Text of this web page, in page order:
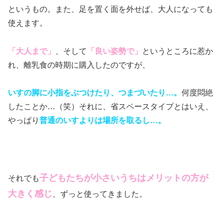
というもの。また、足を置く面を外せば、大人になっても
使えます。
「大人まで」 、そして 「良い姿勢で」
というところに惹か
れ、離乳食の時期に購入したのですが、
いすの脚に小指をぶつけたり、つまづいたり…。 何度悶絶
したことか…（笑）それに、省スペースタイプとはいえ、
やっぱり 普通のいすよりは場所を取るし…。
それでも子どもたちが小さいうちはメリットの方が
大きく感じ
、ずっと使ってきました。